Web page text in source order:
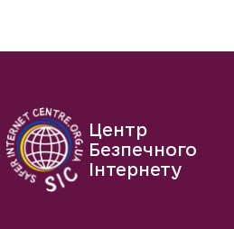
Центр
Безпечного
Інтернету